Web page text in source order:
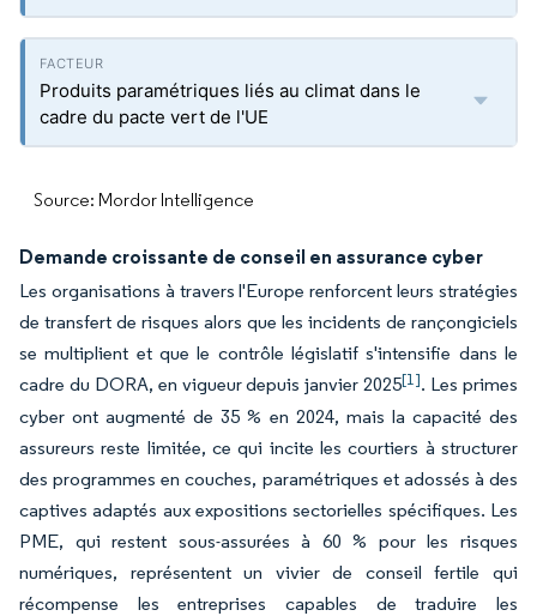
Produits paramétriques liés au climat dans le
cadre du pacte vert de l'UE
Source: Mordor Intelligence
Demande croissante de conseil en assurance cyber
Les organisations à travers l'Europe renforcent leurs stratégies
de transfert de risques alors que les incidents de rançongiciels
se multiplient et que le contrôle législatif s'intensifie dans le
cadre du DORA, en vigueur depuis janvier 2025[1]. Les primes
cyber ont augmenté de 35 % en 2024, mais la capacité des
assureurs reste limitée, ce qui incite les courtiers à structurer
des programmes en couches, paramétriques et adossés à des
captives adaptés aux expositions sectorielles spécifiques. Les
PME, qui restent sous-assurées à 60 % pour les risques
numériques, représentent un vivier de conseil fertile qui
récompense les entreprises capables de traduire les